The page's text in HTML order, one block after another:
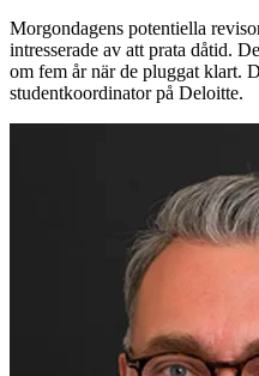
Morgondagens potentiella
intresserade av att prata dåtid.
om fem år när de pluggat klart.
studentkoordinator på Deloitte.